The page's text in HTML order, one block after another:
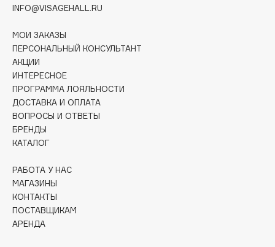
Clarins Precious
НОВИНКА
Clive Christian
Club De Nuit
Collagenina
Corimo
CosRX
Cottolina
Crescina
Cunzite
Curaprox
INFO@VISAGEHALL.RU
МОИ ЗАКАЗЫ
ПЕРСОНАЛЬНЫЙ КОНСУЛЬТАНТ
АКЦИИ
ИНТЕРЕСНОЕ
ПРОГРАММА ЛОЯЛЬНОСТИ
ДОСТАВКА И ОПЛАТА
ВОПРОСЫ И ОТВЕТЫ
БРЕНДЫ
КАТАЛОГ
РАБОТА У НАС
МАГАЗИНЫ
КОНТАКТЫ
ПОСТАВЩИКАМ
АРЕНДА